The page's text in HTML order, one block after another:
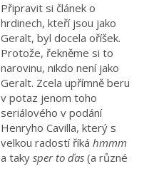
Připravit si článek o
hrdinech, kteří jsou jako
Geralt, byl docela oříšek.
Protože, řekněme si to
narovinu, nikdo není jako
Geralt. Zcela upřímně beru
v potaz jenom toho
seriálového v podání
Henryho Cavilla, který s
velkou radostí říká hmmm
a taky sper to ďas (a různé